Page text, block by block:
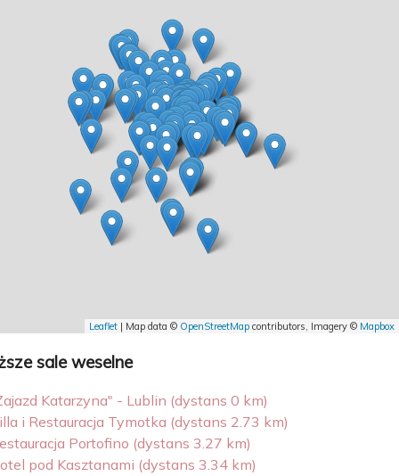
Leaflet | Map data © OpenStreetMap contributors, Imagery © Mapbox
sale weselne
Katarzyna" - Lublin (dystans 0 km)
i Restauracja Tymotka (dystans 2.73 km)
Portofino (dystans 3.27 km)
pod Kasztanami (dystans 3.34 km)